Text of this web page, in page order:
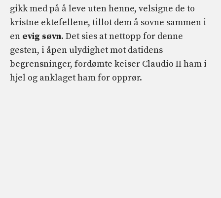
gikk med på å leve uten henne, velsigne de to
kristne ektefellene, tillot dem å sovne sammen i
en evig søvn. Det sies at nettopp for denne
gesten, i åpen ulydighet mot datidens
begrensninger, fordømte keiser Claudio II ham i
hjel og anklaget ham for opprør.